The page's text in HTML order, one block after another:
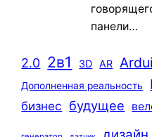
панели…
2.0 2в1 3D AR
Дополненная реальность
бизнес будущее